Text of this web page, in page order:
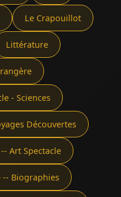
Le Crapouillot
Littérature
- Sciences
Découvertes
Art Spectacle
-- Biographies